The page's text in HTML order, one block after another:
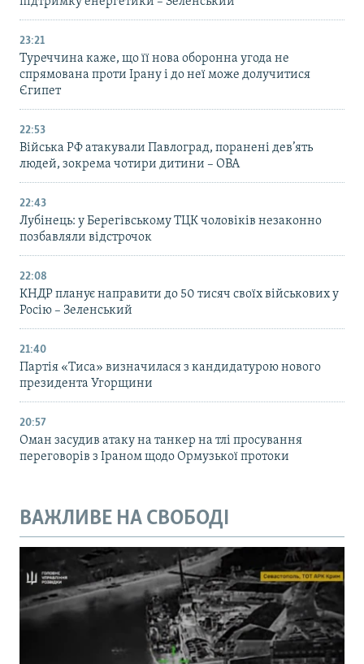
23:21
Туреччина каже, що її нова оборонна угода не
спрямована проти Ірану і до неї може долучитися
Єгипет
22:53
Війська РФ атакували Павлоград, поранені дев’ять
людей, зокрема чотири дитини – ОВА
22:43
Лубінець: у Берегівському ТЦК чоловіків незаконно
позбавляли відстрочок
22:08
КНДР планує направити до 50 тисяч своїх військових у
Росію – Зеленський
21:40
Партія «Тиса» визначилася з кандидатурою нового
президента Угорщини
20:57
Оман засудив атаку на танкер на тлі просування
переговорів з Іраном щодо Ормузької протоки
ВАЖЛИВЕ НА СВОБОДІ